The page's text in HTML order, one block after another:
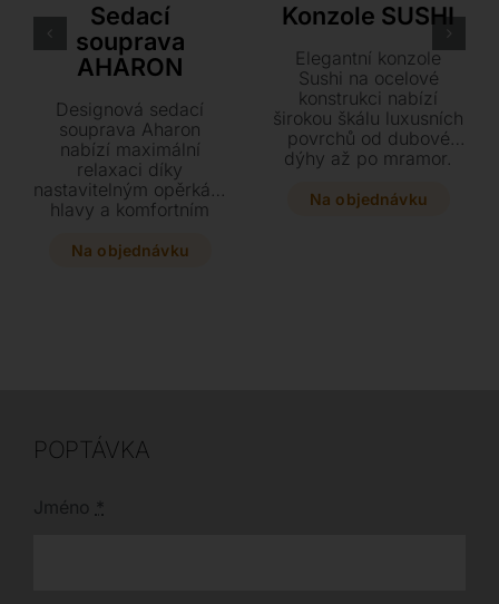
Sedací
souprava
AHARON
Designová sedací
souprava Aharon
nabízí maximální
relaxaci díky
nastavitelným opěrkám
hlavy a komfortním
Dopřejte si luxusní
Na objednávku
Konzole SUSHI
Elegantní konzole
Sushi na ocelové
konstrukci nabízí
širokou škálu luxusních
povrchů od dubové
dýhy až po mramor.
rozměrech 180 x 45 x
Na objednávku
POPTÁVKA
Jméno *